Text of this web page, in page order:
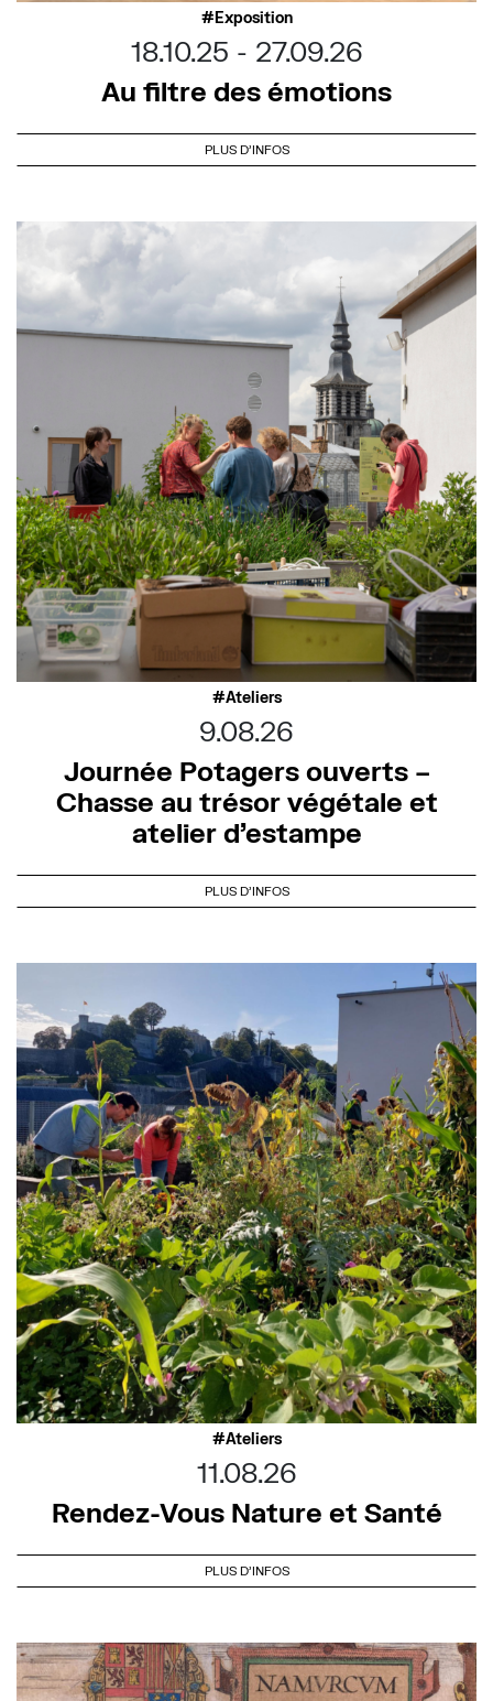
Exposition
18.10.25
27.09.26
Au filtre des émotions
PLUS D'INFOS
Ateliers
9.08.26
Journée Potagers ouverts –
Chasse au trésor végétale et
atelier d’estampe
PLUS D'INFOS
Ateliers
11.08.26
Rendez-Vous Nature et Santé
PLUS D'INFOS